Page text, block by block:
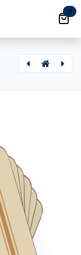
0